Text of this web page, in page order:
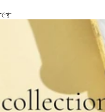
す